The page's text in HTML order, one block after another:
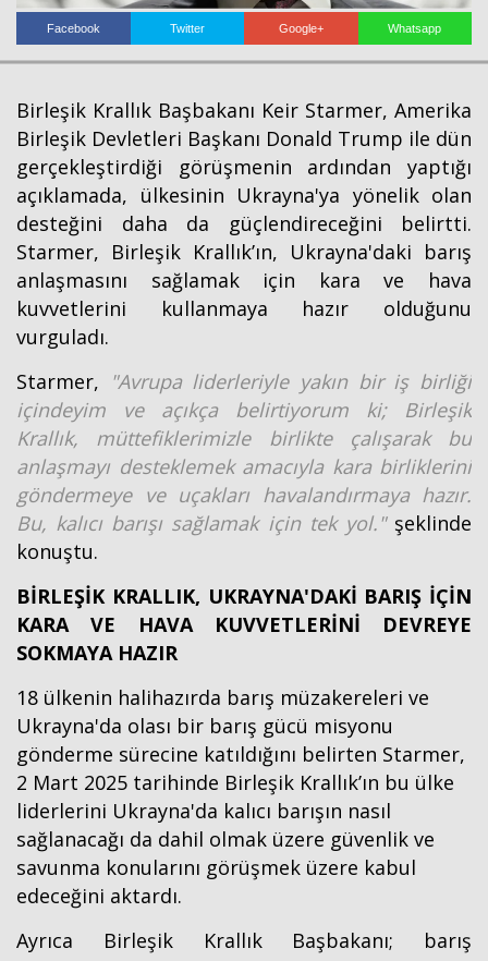
Facebook Twitter Google+ Whatsapp
Birleşik Krallık Başbakanı Keir Starmer, Amerika
Birleşik Devletleri Başkanı Donald Trump ile dün
gerçekleştirdiği görüşmenin ardından yaptığı
açıklamada, ülkesinin Ukrayna'ya yönelik olan
desteğini daha da güçlendireceğini belirtti.
Starmer, Birleşik Krallık’ın, Ukrayna'daki barış
anlaşmasını sağlamak için kara ve hava
kuvvetlerini kullanmaya hazır olduğunu
vurguladı.
Starmer, "Avrupa liderleriyle yakın bir iş birliği
içindeyim ve açıkça belirtiyorum ki; Birleşik
Krallık, müttefiklerimizle birlikte çalışarak bu
anlaşmayı desteklemek amacıyla kara birliklerini
göndermeye ve uçakları havalandırmaya hazır.
Bu, kalıcı barışı sağlamak için tek yol."şeklinde
konuştu.
BİRLEŞİK KRALLIK, UKRAYNA'DAKİ BARIŞ İÇİN
KARA VE HAVA KUVVETLERİNİ DEVREYE
SOKMAYA HAZIR
18 ülkenin halihazırda barış müzakereleri ve
Ukrayna'da olası bir barış gücü misyonu
gönderme sürecine katıldığını belirten Starmer,
2 Mart 2025 tarihinde Birleşik Krallık’ın bu ülke
liderlerini Ukrayna'da kalıcı barışın nasıl
sağlanacağı da dahil olmak üzere güvenlik ve
savunma konularını görüşmek üzere kabul
edeceğini aktardı.
Ayrıca Birleşik Krallık Başbakanı; barış
Haberin Doğru Adresi.